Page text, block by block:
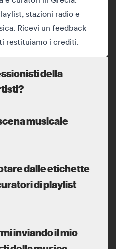
stazioni radio e
Ricevi un feedback
restituiamo i crediti.
della
musicale
dalle etichette
di playlist
inviando il mio